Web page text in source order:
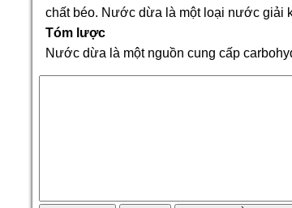
chất béo. Nước dừa là một loại nước giải
Tóm lược
Nước dừa là một nguồn cung cấp